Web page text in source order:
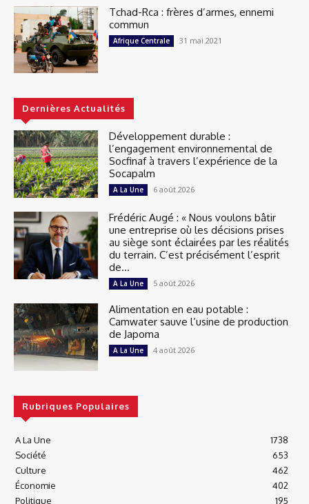
Tchad-Rca : frères d’armes, ennemi
commun
Afrique Centrale 31 mai 2021
Dernières Actualités
Développement durable :
l’engagement environnemental de
Socfinaf à travers l’expérience de la
Socapalm
A La Une 6 août 2026
Frédéric Augé : « Nous voulons bâtir
une entreprise où les décisions prises
au siège sont éclairées par les réalités
du terrain. C’est précisément l’esprit
de...
A La Une 5 août 2026
Alimentation en eau potable :
Camwater sauve l’usine de production
de Japoma
A La Une 4 août 2026
Rubriques Populaires
A La Une
1738
Société
653
Culture
462
Économie
402
Politique
195